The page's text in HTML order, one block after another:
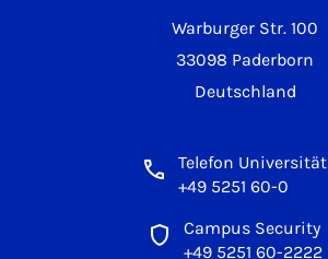
Warburger Str. 100
33098 Paderborn
Deutschland
Telefon Universität
+49 5251 60-0
Campus Security
+49 5251 60-2222